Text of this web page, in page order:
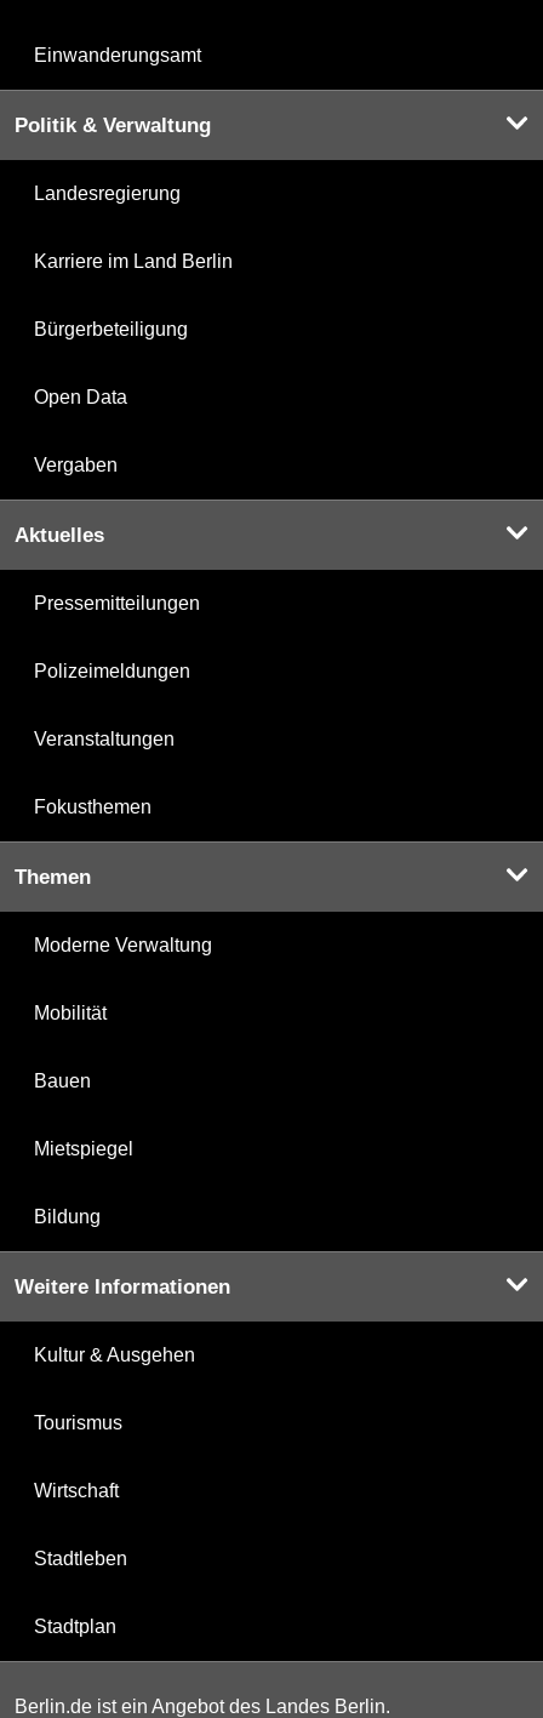
Einwanderungsamt
Politik & Verwaltung
Landesregierung
Karriere im Land Berlin
Bürgerbeteiligung
Open Data
Vergaben
Aktuelles
Pressemitteilungen
Polizeimeldungen
Veranstaltungen
Fokusthemen
Themen
Moderne Verwaltung
Mobilität
Bauen
Mietspiegel
Bildung
Weitere Informationen
Kultur & Ausgehen
Tourismus
Wirtschaft
Stadtleben
Stadtplan
Berlin.de ist ein Angebot des Landes Berlin.